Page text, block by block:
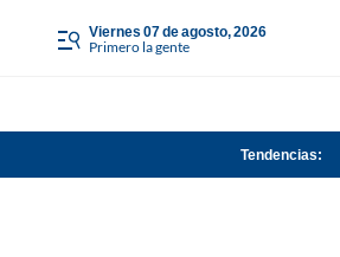
viernes 07 de agosto, 2026
Primero la gente
Tendencias: